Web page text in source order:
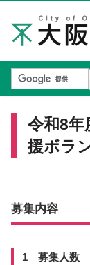
令和8
援ボラ
募集内容
1 募集人数